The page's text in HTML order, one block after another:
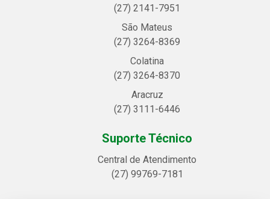
(27) 2141-7951
São Mateus
(27) 3264-8369
Colatina
(27) 3264-8370
Aracruz
(27) 3111-6446
Suporte Técnico
Central de Atendimento
(27) 99769-7181